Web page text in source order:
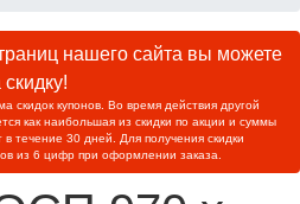
нашего сайта вы можете
скидок купонов. Во время действия другой
как наибольшая из скидки по акции и суммы
течение 30 дней. Для получения скидки
из 6 цифр при оформлении заказа.